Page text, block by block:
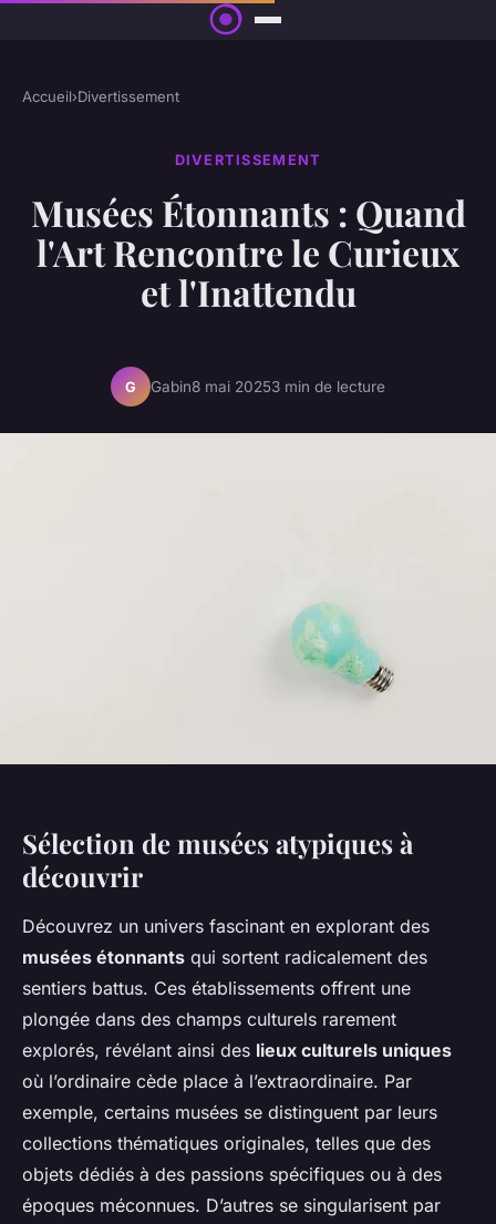
Accueil›Divertissement
DIVERTISSEMENT
Musées Étonnants : Quand
l'Art Rencontre le Curieux
et l'Inattendu
G Gabin8 mai 20253 min de lecture
Sélection de musées atypiques à
découvrir
Découvrez un univers fascinant en explorant des
musées étonnants qui sortent radicalement des
sentiers battus. Ces établissements offrent une
plongée dans des champs culturels rarement
explorés, révélant ainsi des lieux culturels uniques
où l’ordinaire cède place à l’extraordinaire. Par
exemple, certains musées se distinguent par leurs
collections thématiques originales, telles que des
objets dédiés à des passions spécifiques ou à des
époques méconnues. D’autres se singularisent par